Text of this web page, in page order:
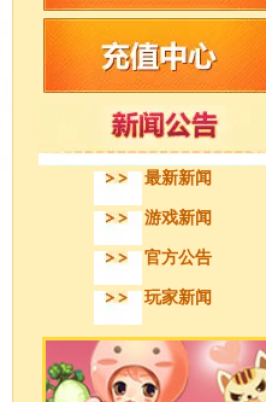
最新新闻
游戏新闻
官方公告
玩家新闻